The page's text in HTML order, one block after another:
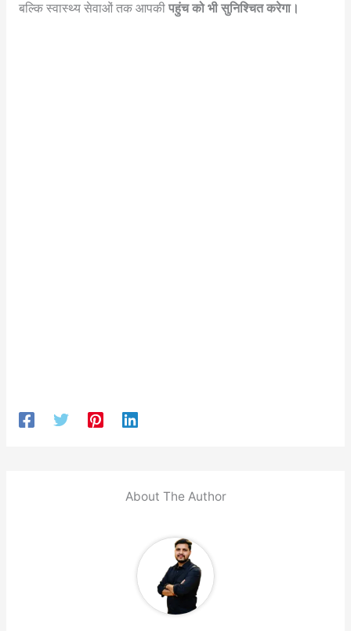
बल्कि स्वास्थ्य सेवाओं तक आपकी पहुंच को भी सुनिश्चित करेगा।
About The Author